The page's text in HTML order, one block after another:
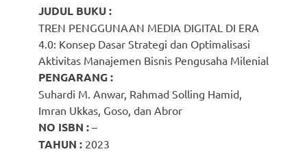
JUDUL BUKU :
TREN PENGGUNAAN MEDIA DIGITAL DI ERA
4.0: Konsep Dasar Strategi dan Optimalisasi
Aktivitas Manajemen Bisnis Pengusaha Milenial
PENGARANG :
Suhardi M. Anwar, Rahmad Solling Hamid,
Imran Ukkas, Goso, dan Abror
NO ISBN : –
TAHUN : 2023